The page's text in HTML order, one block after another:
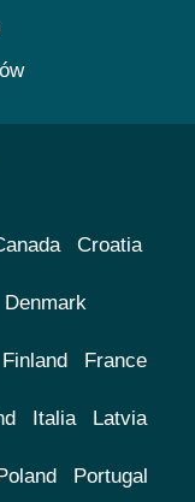
Croatia
Denmark
Finland France
Italia Latvia
Poland Portugal